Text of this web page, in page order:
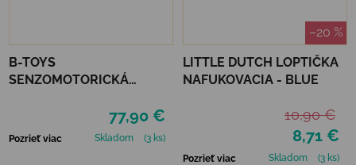
B-TOYS
SENZOMOTORICKÁ
HUDOBNÁ - BALANCE &
GROOVE
77,90 €
Pozrieť viac Skladom (3 ks)
–20 %
LITTLE DUTCH LOPTIČKA
NAFUKOVACIA - BLUE
8,71 €
10,90 €
Pozrieť viac Skladom (3 ks)